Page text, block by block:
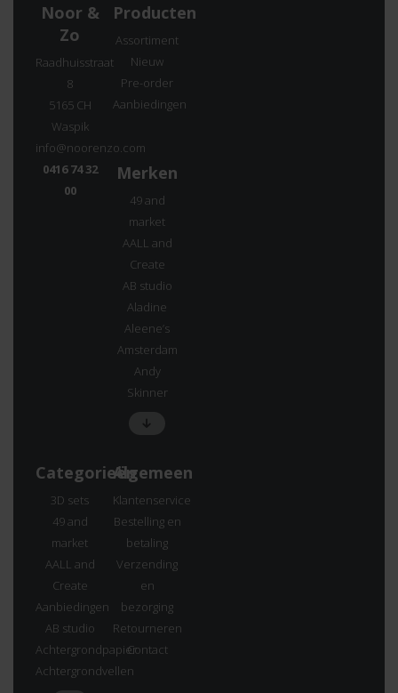
Noor &
Zo
Raadhuisstraat
8
5165 CH
Waspik
info@noorenzo.com
0416 74 32
00
Producten
Assortiment
Nieuw
Pre-order
Aanbiedingen
Merken
49 and
market
AALL and
Create
AB studio
Aladine
Aleene’s
Amsterdam
Andy
Skinner
Categorieën
3D sets
49 and
market
AALL and
Create
Aanbiedingen
AB studio
Achtergrondpapier
Achtergrondvellen
Algemeen
Klantenservice
Bestelling en
betaling
Verzending
en
bezorging
Retourneren
Contact